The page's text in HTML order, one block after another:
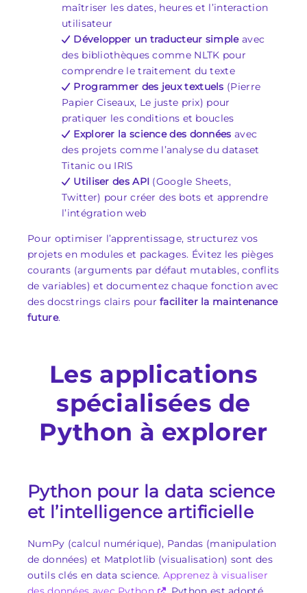
maîtriser les dates, heures et l’interaction
utilisateur
Développer un traducteur simpleavec
des bibliothèques comme NLTK pour
comprendre le traitement du texte
Programmer des jeux textuels (Pierre
Papier Ciseaux, Le juste prix) pour
pratiquer les conditions et boucles
Explorer la science des données avec
des projets comme l’analyse du dataset
Titanic ou IRIS
Utiliser des API (Google Sheets,
Twitter) pour créer des bots et apprendre
l’intégration web
Pour optimiser l’apprentissage, structurez vos
projets en modules et packages. Évitez les pièges
courants (arguments par défaut mutables, conflits
de variables) et documentez chaque fonction avec
des docstrings clairs pourfaciliter la maintenance
future.
Les applications
spécialisées de
Python à explorer
Python pour la data science
et l’intelligence artificielle
NumPy (calcul numérique), Pandas (manipulation
de données) et Matplotlib (visualisation) sont des
outils clés en data science. Apprenez à visualiser